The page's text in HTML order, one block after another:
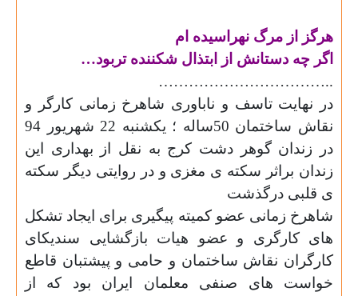
هرگز از مرگ نهراسيده ام
اگر چه دستانش از ابتذال شكننده تربود…
……………………………..
در نهایت تاسف و ناباوری شاهرخ زمانی کارگر و
نقاش ساختمان 50ساله ؛ یکشنبه 22 شهریور 94
در زندان گوهر دشت کرج به نقل از بهداری این
زندان براثر سکته ی مغزی و در روایتی دیگر سکته
ی قلبی درگذشت
شاهرخ زمانی عضو کمیته پیگیری برای ایجاد تشکل
های کارگری و عضو هیات بازگشایی سندیکای
کارگران نقاش ساختمان و حامی و پیشتبان قاطع
خواست های صنفی معلمان ایران بود که از